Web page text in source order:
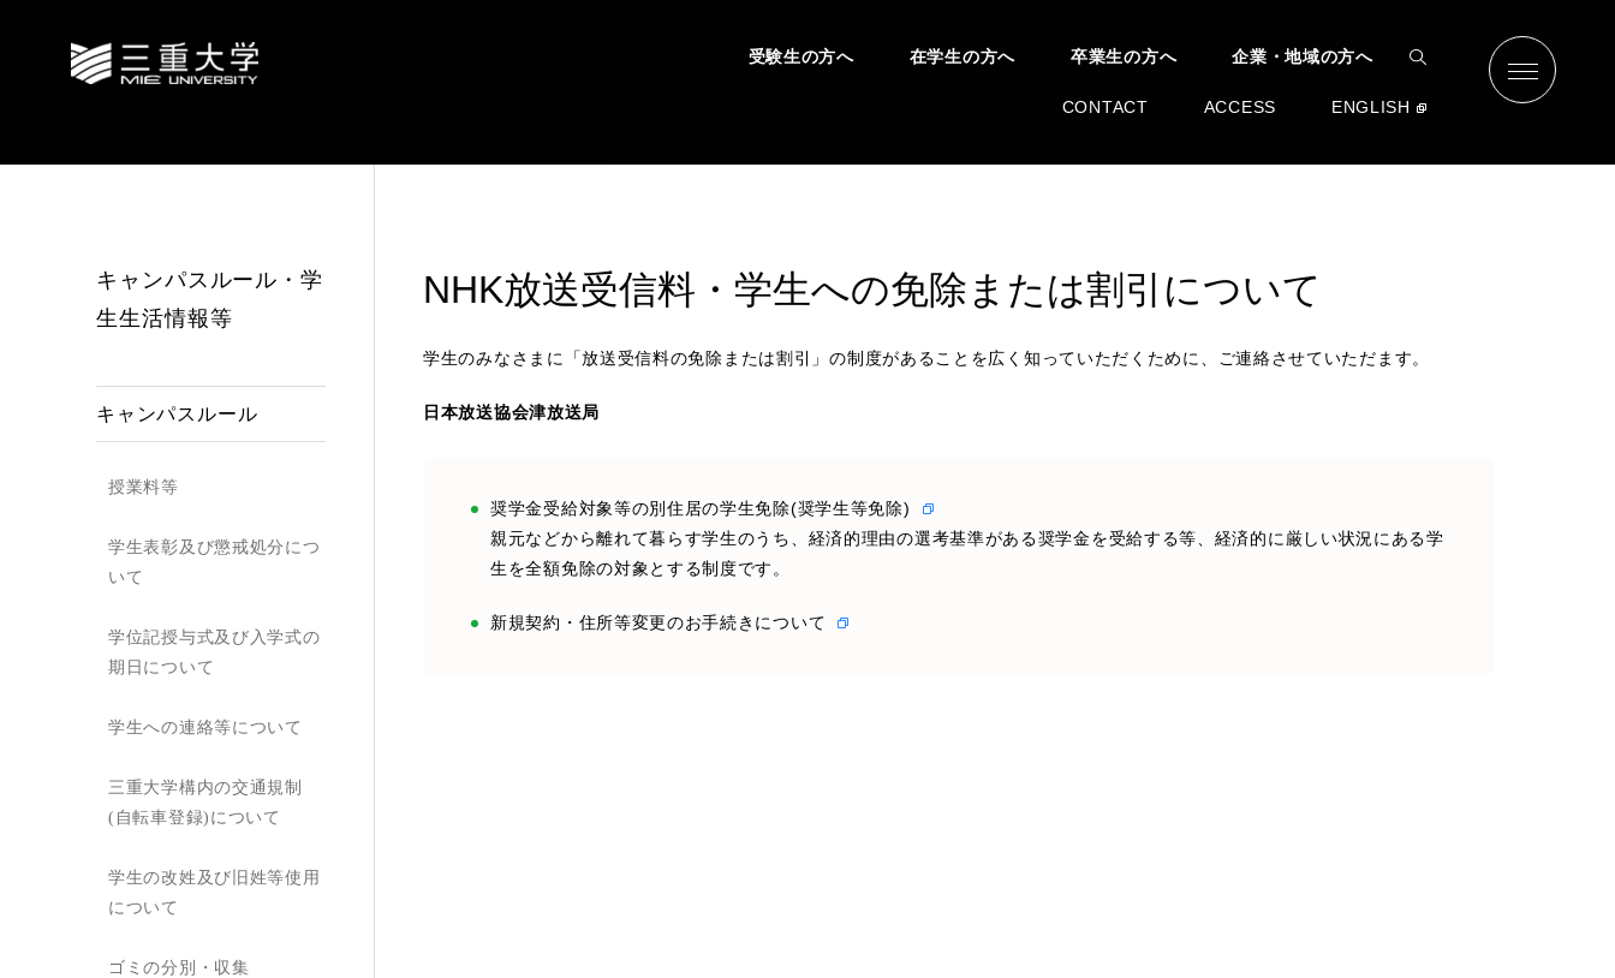
受験生の方へ 在学生の方へ 卒業生の方へ 企業・地域の方へ
CONTACT ACCESS ENGLISH
NHK放送受信料・学生への免除または割引について
学生のみなさまに「放送受信料の免除または割引」の制度があることを広く知っていただくために、ご連絡させていただます。
日本放送協会津放送局
奨学金受給対象等の別住居の学生免除(奨学生等免除)
親元などから離れて暮らす学生のうち、経済的理由の選考基準がある奨学金を受給する等、経済的に厳しい状況にある学
生を全額免除の対象とする制度です。
新規契約・住所等変更のお手続きについて
キャンパスルール・学
生生活情報等
キャンパスルール
授業料等
学生表彰及び懲戒処分につ
いて
学位記授与式及び入学式の
期日について
学生への連絡等について
三重大学構内の交通規制
(自転車登録)について
学生の改姓及び旧姓等使用
について
ゴミの分別・収集